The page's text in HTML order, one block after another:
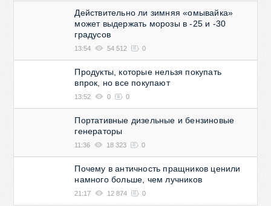
Действительно ли зимняя «омывайка»
может выдержать морозы в -25 и -30
градусов
13:54 54 512 0
Продукты, которые нельзя покупать
впрок, но все покупают
13:52 0 0
Портативные дизельные и бензиновые
генераторы
11:36 18 323 0
Почему в античность пращников ценили
намного больше, чем лучников
21:17 12 874 0